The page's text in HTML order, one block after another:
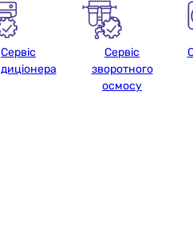
Сервіс
Сервіс
зворотного
осмосу